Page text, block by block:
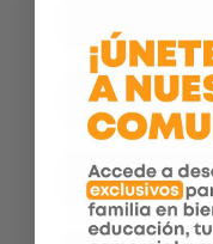
Facebook
Instagram